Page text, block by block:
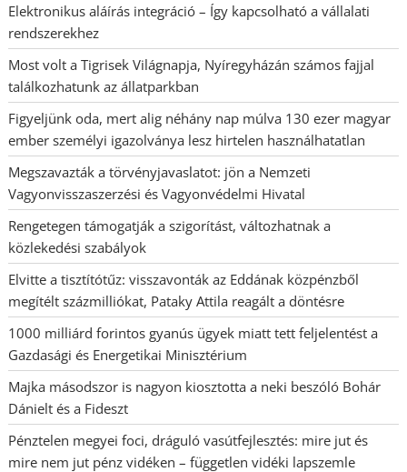
Elektronikus aláírás integráció – Így kapcsolható a vállalati
rendszerekhez
Most volt a Tigrisek Világnapja, Nyíregyházán számos fajjal
találkozhatunk az állatparkban
Figyeljünk oda, mert alig néhány nap múlva 130 ezer magyar
ember személyi igazolványa lesz hirtelen használhatatlan
Megszavazták a törvényjavaslatot: jön a Nemzeti
Vagyonvisszaszerzési és Vagyonvédelmi Hivatal
Rengetegen támogatják a szigorítást, változhatnak a
közlekedési szabályok
Elvitte a tisztítótűz: visszavonták az Eddának közpénzből
megítélt százmilliókat, Pataky Attila reagált a döntésre
1000 milliárd forintos gyanús ügyek miatt tett feljelentést a
Gazdasági és Energetikai Minisztérium
Majka másodszor is nagyon kiosztotta a neki beszóló Bohár
Dánielt és a Fideszt
Pénztelen megyei foci, dráguló vasútfejlesztés: mire jut és
mire nem jut pénz vidéken – független vidéki lapszemle